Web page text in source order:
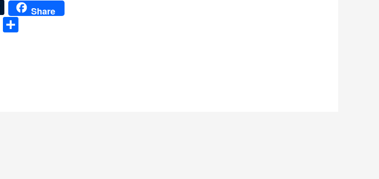
T
u
m
Share